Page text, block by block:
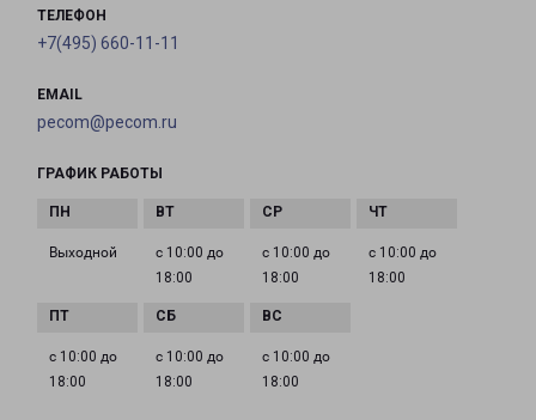
ТЕЛЕФОН
+7(495) 660-11-11
EMAIL
pecom@pecom.ru
ГРАФИК РАБОТЫ
Выходной
с 10:00 до
18:00
с 10:00 до
18:00
с 10:00 до
18:00
с 10:00 до
18:00
с 10:00 до
18:00
с 10:00 до
18:00